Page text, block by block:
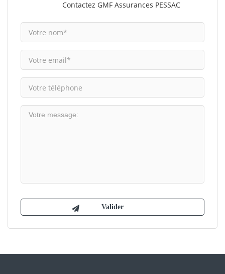
Contactez GMF Assurances PESSAC